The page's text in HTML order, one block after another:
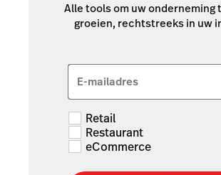
Alle tools om uw onderneming
groeien, rechtstreeks in uw
E-mailadres
Retail
Restaurant
eCommerce